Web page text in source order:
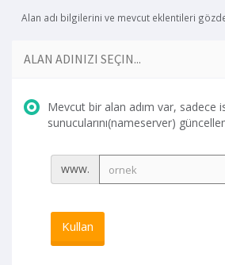
Alan adı bilgilerini ve mevcut eklentileri
ALAN ADINIZI SEÇIN...
Mevcut bir alan adım var, sadece
sunucularını(nameserver)
www.
Kullan